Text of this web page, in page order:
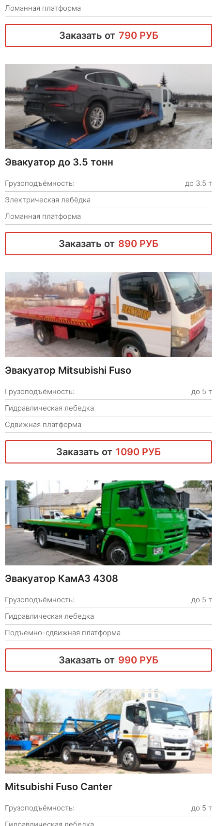
Ломанная платформа
Заказать от 790 РУБ
Эвакуатор до 3.5 тонн
Грузоподъёмность:
до 3.5 т
Электрическая лебёдка
Ломанная платформа
Заказать от 890 РУБ
Эвакуатор Mitsubishi Fuso
Грузоподъёмность:
до 5 т
Гидравлическая лебедка
Сдвижная платформа
Заказать от 1090 РУБ
Эвакуатор КамАЗ 4308
Грузоподъёмность:
до 5 т
Гидравлическая лебедка
Подъемно-сдвижная платформа
Заказать от 990 РУБ
Mitsubishi Fuso Canter
Грузоподъёмность:
до 5 т